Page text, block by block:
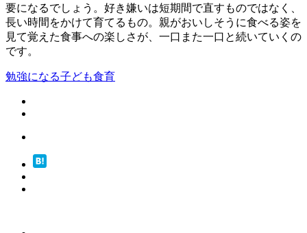
要になるでしょう。好き嫌いは短期間で直すものではなく、
長い時間をかけて育てるもの。親がおいしそうに食べる姿を
見て覚えた食事への楽しさが、一口また一口と続いていくの
です。
勉強になる子ども食育